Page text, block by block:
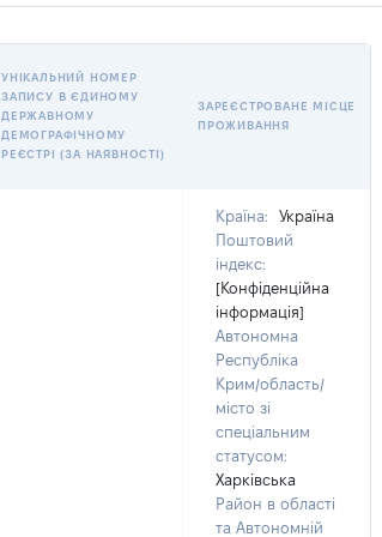
УНІКАЛЬНИЙ НОМЕР
ЗАПИСУ В ЄДИНОМУ
ДЕРЖАВНОМУ
ДЕМОГРАФІЧНОМУ
РЕЄСТРІ (ЗА НАЯВНОСТІ)
ЗАРЕЄСТРОВАНЕ МІСЦЕ
ПРОЖИВАННЯ
Країна:
Україна
Поштовий
індекс:
[Конфіденційна
інформація]
Автономна
Республіка
Крим/область/
місто зі
спеціальним
статусом:
Харківська
Район в області
та Автономній